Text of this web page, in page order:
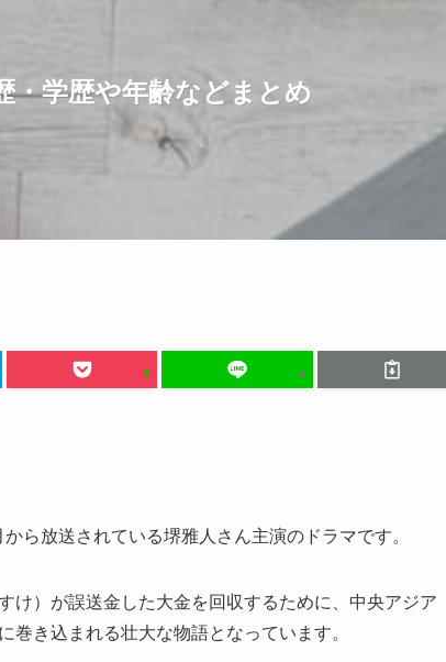
・学歴や年齢などまとめ
ら放送されている堺雅人さん主演のドラマです。
け）が誤送金した大金を回収するために、中央アジア
き込まれる壮大な物語となっています。